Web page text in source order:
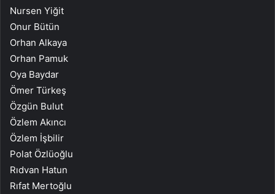
Nursen Yiğit
Onur Bütün
Orhan Alkaya
Orhan Pamuk
Oya Baydar
Ömer Türkeş
Özgün Bulut
Özlem Akıncı
Özlem İşbilir
Polat Özlüoğlu
Rıdvan Hatun
Rıfat Mertoğlu